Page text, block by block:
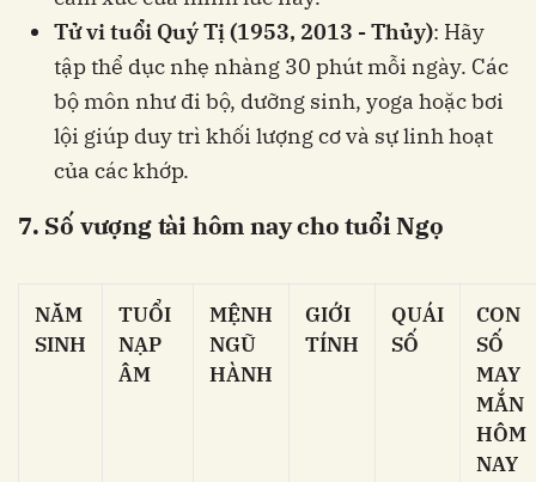
Tử vi tuổi Quý Tị (1953, 2013 - Thủy): Hãy
tập thể dục nhẹ nhàng 30 phút mỗi ngày. Các
bộ môn như đi bộ, dưỡng sinh, yoga hoặc bơi
lội giúp duy trì khối lượng cơ và sự linh hoạt
của các khớp.
7. Số vượng tài hôm nay cho tuổi Ngọ
NĂM
SINH
TUỔI
NẠP
ÂM
MỆNH
NGŨ
HÀNH
GIỚI
TÍNH
QUÁI
SỐ
CON
SỐ
MAY
MẮN
HÔM
NAY